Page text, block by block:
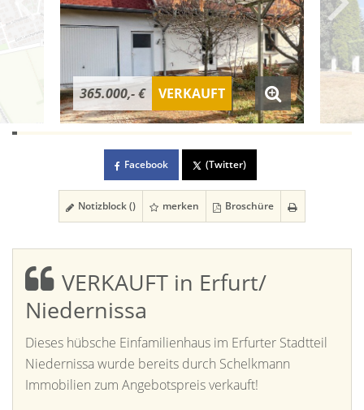
365.000,- € VERKAUFT
Facebook (Twitter)
Notizblock () merken Broschüre
VERKAUFT in Erfurt/
Niedernissa
Dieses hübsche Einfamilienhaus im Erfurter Stadtteil
Niedernissa wurde bereits durch Schelkmann
Immobilien zum Angebotspreis verkauft!